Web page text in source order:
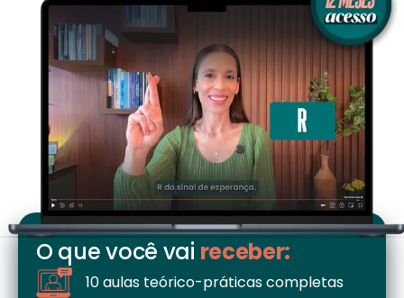
O que você vai receber:
10 aulas teórico-práticas completas